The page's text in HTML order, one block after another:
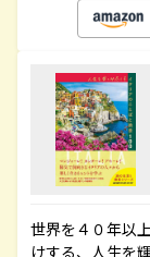
世界を４０年以
けする、人生を